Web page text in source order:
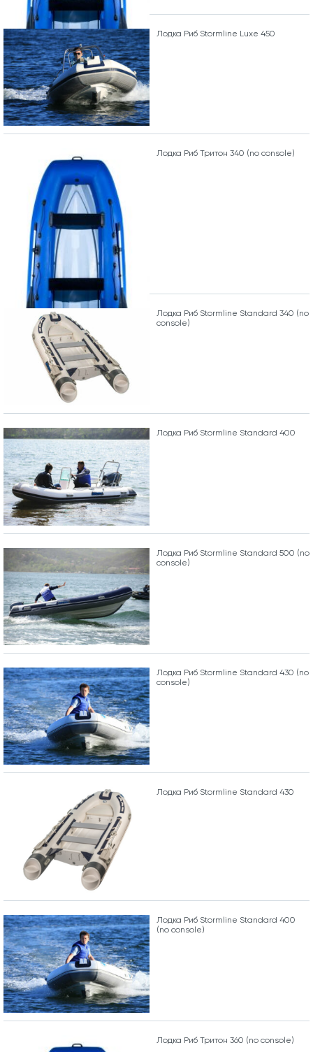
Лодка Риб Stormline Luxe 450
Лодка Риб Тритон 340 (no console)
Лодка Риб Stormline Standard 340 (no
console)
Лодка Риб Stormline Standard 400
Лодка Риб Stormline Standard 500 (no
console)
Лодка Риб Stormline Standard 430 (no
console)
Лодка Риб Stormline Standard 430
Лодка Риб Stormline Standard 400
(no console)
Лодка Риб Тритон 360 (no console)